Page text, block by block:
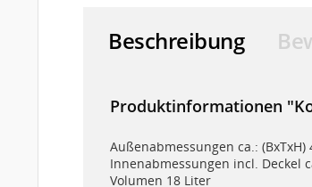
Beschreibung
Produktinformationen
Außenabmessungen ca.: (BxTxH)
Innenabmessungen incl. Deckel
Volumen 18 Liter